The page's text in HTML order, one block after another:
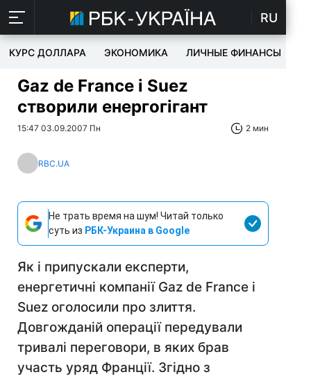
RU
КУРС ДОЛЛАРА ЭКОНОМИКА ЛИЧНЫЕ ФИНАНСЫ
Gaz de France і Suez
створили енергогігант
15:47 03.09.2007 Пн 2 мин
RBC.UA
Не трать время на шум! Читай только
суть из РБК-Украина в Google
Як і припускали експерти,
енергетичні компанії Gaz de France і
Suez оголосили про злиття.
Довгожданій операції передували
тривалі переговори, в яких брав
участь уряд Франції. Згідно з